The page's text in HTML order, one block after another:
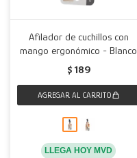
Afilador de cuchillos con
mango ergonómico - Blanco
$ 189
LLEGA HOY MVD